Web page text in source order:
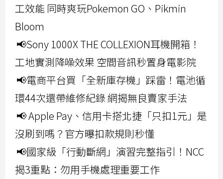
工效能 同時爽玩Pokemon GO、Pikmin
Bloom
📢Sony 1000X THE COLLEXION耳機開箱！
工地實測降噪效果 空間音訊秒置身電影院
📢電商平台買「全新庫存機」踩雷！電池循
環44次還帶維修紀錄 網揭無良賣家手法
📢 Apple Pay、信用卡搭北捷「只扣1元」是
沒刷到嗎？官方曝扣款規則秒懂
📢國家級「行動斷網」演習完整指引！NCC
揭3重點：勿用手機處理重要工作